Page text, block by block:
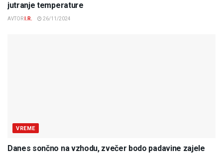
jutranje temperature
AVTOR I.R. 26/11/2024
VREME
Danes sončno na vzhodu, zvečer bodo padavine zajele